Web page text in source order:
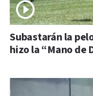
Subastarán la
hizo la “Mano de